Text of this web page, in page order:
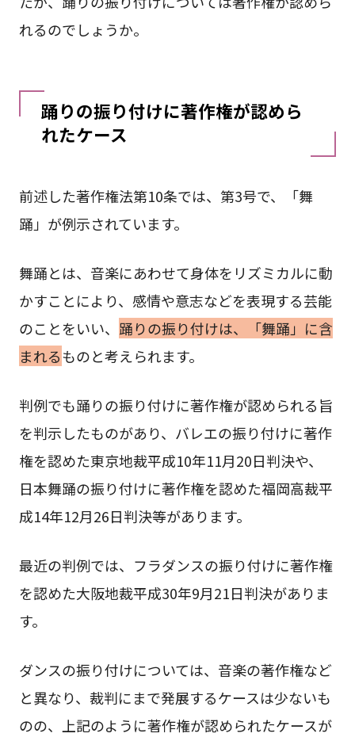
れるのでしょうか。
踊りの振り付けに著作権が認めら
れたケース
前述した著作権法第10条では、第3号で、「舞
踊」が例示されています。
舞踊とは、音楽にあわせて身体をリズミカルに動
かすことにより、感情や意志などを表現する芸能
のことをいい、 踊りの振り付けは、「舞踊」に含
まれるものと考えられます。
判例でも踊りの振り付けに著作権が認められる旨
を判示したものがあり、バレエの振り付けに著作
権を認めた東京地裁平成10年11月20日判決や、
日本舞踊の振り付けに著作権を認めた福岡高裁平
成14年12月26日判決等があります。
最近の判例では、フラダンスの振り付けに著作権
を認めた大阪地裁平成30年9月21日判決がありま
す。
ダンスの振り付けについては、音楽の著作権など
と異なり、裁判にまで発展するケースは少ないも
のの、上記のように著作権が認められたケースが